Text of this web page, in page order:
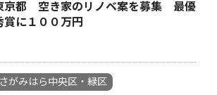
京都 空き家のリノベ案を募集 最優
賞に１００万円
さがみはら中央区・緑区